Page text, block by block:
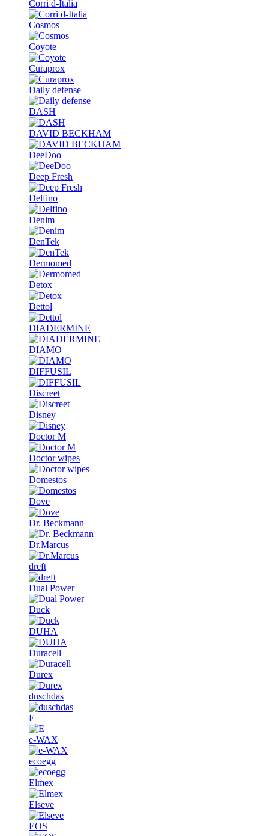
Corri d-Italia
Cosmos
Coyote
Curaprox
Daily defense
DASH
DAVID BECKHAM
DeeDoo
Deep Fresh
Delfino
Denim
DenTek
Dermomed
Detox
Dettol
DIADERMINE
DIAMO
DIFFUSIL
Discreet
Disney
Doctor M
Doctor wipes
Domestos
Dove
Dr. Beckmann
Dr.Marcus
dreft
Dual Power
Duck
DUHA
Duracell
Durex
duschdas
E
e-WAX
ecoegg
Elmex
Elseve
EOS